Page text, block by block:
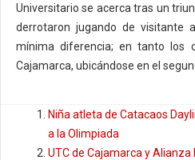
Universitario se acerca tras un
derrotaron jugando de visitante
mínima diferencia; en tanto los
Cajamarca, ubicándose en el
Niña atleta de Catacaos
a la Olimpiada
UTC de Cajamarca y